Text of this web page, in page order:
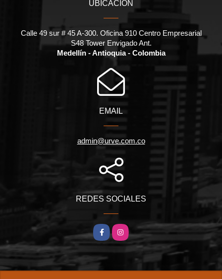
UBICACIÓN
Calle 49 sur # 45 A-300. Oficina 910 Centro Empresarial
S48 Tower Envigado Ant.
Medellín - Antioquia - Colombia
EMAIL
admin@urve.com.co
REDES SOCIALES
FacebookInstagram